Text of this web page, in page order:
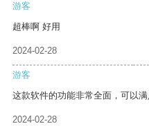
游客
超棒啊 好用
2024-02-28
游客
这款软件的功能非常全面，可以满
2024-02-28